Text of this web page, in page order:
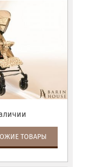
ТОВАРЫ